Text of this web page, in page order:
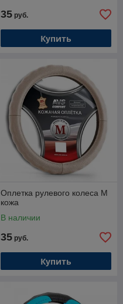
35 руб.
Купить
Оплетка рулевого колеса M
кожа
В наличии
35 руб.
Купить